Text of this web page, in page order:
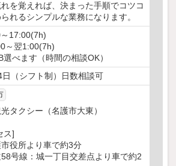
を覚えれば、決まった手順でコツコ
れるシンプルな業務になります。
17:00(7h)
～翌1:00(7h)
べます（時間の相談OK）
日（シフト制）日数相談可
タクシー（名護市大東）
ス]
市役所より車で約3分
58号線：城一丁目交差点より車で約2